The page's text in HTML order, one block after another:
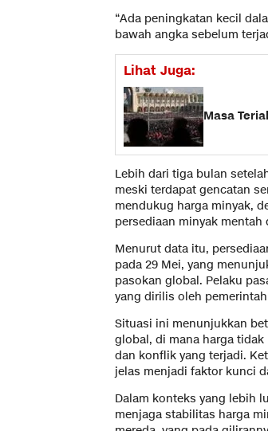
“Ada peningkatan kecil
bawah angka sebelum
Lihat Juga:
Masa
Lebih dari tiga bulan
meski terdapat gencatan
mendukug harga minyak,
persediaan minyak
Menurut data itu,
pada 29 Mei, yang
pasokan global. Pelaku
yang dirilis oleh
Situasi ini menunjukkan
global, di mana harga
dan konflik yang terjadi.
jelas menjadi faktor kunci
Dalam konteks yang lebih
menjaga stabilitas harga